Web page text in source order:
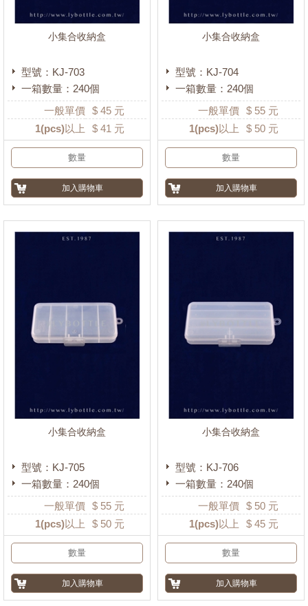
小集合收納盒
型號：KJ-703
一箱數量：240個
一般單價 $ 45 元
1(pcs)以上 $ 41 元
小集合收納盒
型號：KJ-704
一箱數量：240個
一般單價 $ 55 元
1(pcs)以上 $ 50 元
小集合收納盒
型號：KJ-705
一箱數量：240個
一般單價 $ 55 元
1(pcs)以上 $ 50 元
小集合收納盒
型號：KJ-706
一箱數量：240個
一般單價 $ 50 元
1(pcs)以上 $ 45 元